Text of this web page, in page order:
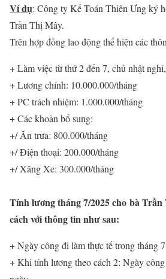
Ví dụ: Công ty Kế Toán Thiên Ưng ký
Trần Thị Mây.
Trên hợp đồng lao động thể hiện các
+ Làm việc từ thứ 2 đến 7, chủ nhật
+ Lương chính: 10.000.000/tháng
+ PC trách nhiệm: 1.000.000/tháng
+ Các khoản bổ sung:
+/ Ăn trưa: 800.000/tháng
+/ Điện thoại: 200.000/tháng
+/ Xăng Xe: 300.000/tháng
Tính lương tháng 7/2025 cho bà
cách với thông tin như sau:
+ Ngày công đi làm thực tế trong tháng
+ Khi tính lương theo cách 2: Ngày